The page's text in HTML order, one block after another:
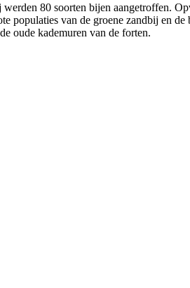
80 soorten bijen aangetroffen.
populaties van de groene zandbij en
oude kademuren van de forten.